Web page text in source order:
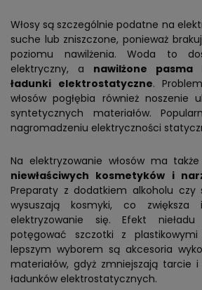
Włosy są szczególnie podatne na
suche lub zniszczone, ponieważ
poziomu nawilżenia. Woda to
elektryczny, a nawilżone pasma
ładunki elektrostatyczne.
włosów pogłębia również noszenie
syntetycznych materiałów.
nagromadzeniu elektryczności
Na elektryzowanie włosów ma także
niewłaściwych kosmetyków i
Preparaty z dodatkiem alkoholu czy
wysuszają kosmyki, co
elektryzowanie się. Efekt
potęgować szczotki z
lepszym wyborem są akcesoria
materiałów, gdyż zmniejszają tarcie
ładunków elektrostatycznych.